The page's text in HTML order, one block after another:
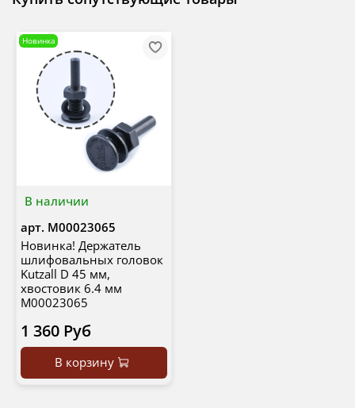
В наличии
Новинка
арт. М00023065
Новинка! Держатель
шлифовальных головок
Kutzall D 45 мм,
хвостовик 6.4 мм
М00023065
1 360 Руб
В корзину